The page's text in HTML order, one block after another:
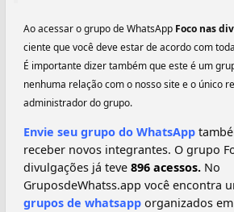
Ao acessar o grupo de WhatsApp Foco nas
ciente que você deve estar de acordo com
É importante dizer também que este é um
nenhuma relação com o nosso site e o único
administrador do grupo.
Envie seu grupo do WhatsApp
receber novos integrantes. O grupo
divulgações já teve 896 acessos. No
GruposdeWhatss.app você encontra
grupos de whatsapp organizados